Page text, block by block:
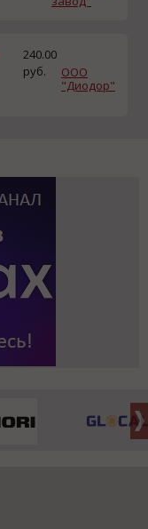
240.00
руб.
ООО
"Диодор"